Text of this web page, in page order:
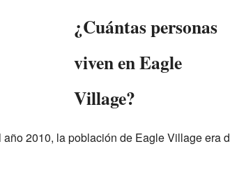
¿Cuántas personas
viven en Eagle
Village?
2010, la población de Eagle Village era